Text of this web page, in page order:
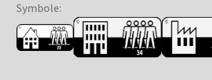
Symbole: